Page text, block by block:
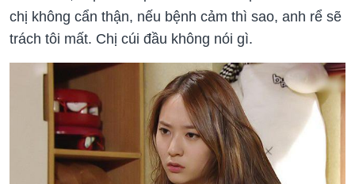
chị không cẩn thận, nếu bệnh cảm thì sao, anh rể sẽ
trách tôi mất. Chị cúi đầu không nói gì.